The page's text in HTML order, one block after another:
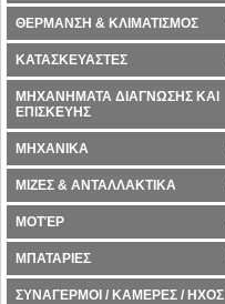
ΘΕΡΜΑΝΣΗ & ΚΛΙΜΑΤΙΣΜΟΣ
ΚΑΤΑΣΚΕΥΑΣΤΕΣ
ΜΗΧΑΝΗΜΑΤΑ ΔΙΑΓΝΩΣΗΣ ΚΑΙ
ΕΠΙΣΚΕΥΗΣ
ΜΗΧΑΝΙΚΑ
ΜΙΖΕΣ & ΑΝΤΑΛΛΑΚΤΙΚΑ
ΜΟΤΈΡ
ΜΠΑΤΑΡΙΕΣ
ΣΥΝΑΓΕΡΜΟΙ / ΚΑΜΕΡΕΣ / ΗΧΟΣ